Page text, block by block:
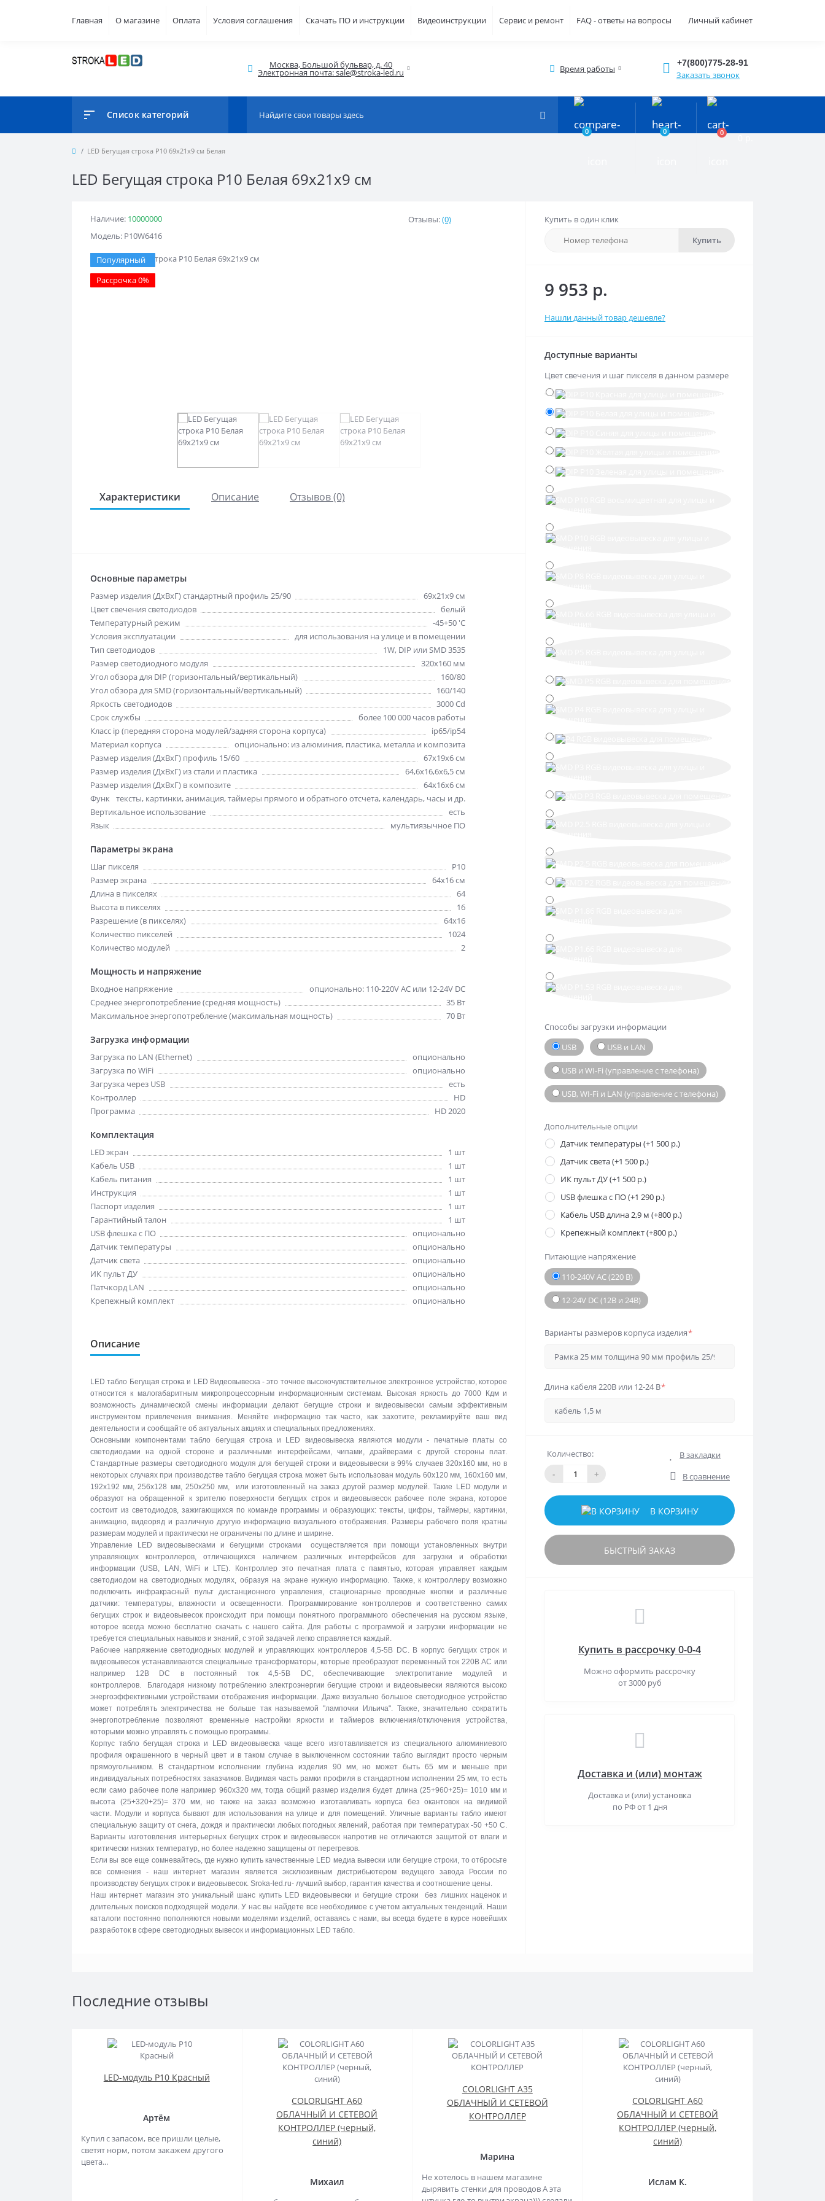
Главная О магазине Оплата Условия соглашения Скачать ПО и инструкции Видеоинструкции Сервис и ремонт FAQ - ответы на вопросы Личный кабинет
Москва, Большой бульвар, д. 40
Электронная почта: sale@stroka-led.ru Время работы
+7(800)775-28-91
Заказать звонок
Список категорий
0 0 0
LED Бегущая строка Р10 69x21x9 см Белая
LED Бегущая строка Р10 Белая 69x21x9 см
Наличие: 10000000
Модель: Р10W6416
Отзывы:(0)
Популярный
Рассрочка 0%
Характеристики Описание Отзывов (0)
Основные параметры
Размер изделия (ДхВхГ) стандартный профиль 25/90
69х21х9 см
Цвет свечения светодиодов
белый
Температурный режим
-45+50 'C
Условия эксплуатации
для использования на улице и в помещении
Тип светодиодов
1W, DIP или SMD 3535
Размер светодиодного модуля
320х160 мм
Угол обзора для DIP (горизонтальный/вертикальный)
160/80
Угол обзора для SMD (горизонтальный/вертикальный)
160/140
Яркость светодиодов
3000 Cd
Срок службы
более 100 000 часов работы
Класс ip (передняя сторона модулей/задняя сторона корпуса)
ip65/ip54
Материал корпуса
опционально: из алюминия, пластика, металла и композита
Размер изделия (ДхВхГ) профиль 15/60
67х19х6 см
Размер изделия (ДхВхГ) из стали и пластика
64,6х16,6х6,5 см
Размер изделия (ДхВхГ) в композите
64х16х6 см
Функции отображения
тексты, картинки, анимация, таймеры прямого и обратного отсчета, календарь, часы и др.
Вертикальное использование
есть
Язык
мультиязычное ПО
Параметры экрана
Шаг пикселя
Р10
Размер экрана
64х16 см
Длина в пикселях
64
Высота в пикселях
16
Разрешение (в пикселях)
64x16
Количество пикселей
1024
Количество модулей
2
Мощность и напряжение
Входное напряжение
опционально: 110-220V AC или 12-24V DC
Среднее энергопотребление (средняя мощность)
35 Вт
Максимальное энергопотребление (максимальная мощность)
70 Вт
Загрузка информации
Загрузка по LAN (Ethernet)
опционально
Загрузка по WiFi
опционально
Загрузка через USB
есть
Контроллер
HD
Программа
HD 2020
Комплектация
LED экран
1 шт
Кабель USB
1 шт
Кабель питания
1 шт
Инструкция
1 шт
Паспорт изделия
1 шт
Гарантийный талон
1 шт
USB флешка с ПО
опционально
Датчик температуры
опционально
Датчик света
опционально
ИК пульт ДУ
опционально
Патчкорд LAN
опционально
Крепежный комплект
опционально
Описание
LED табло Бегущая строка и LED Видеовывеска - это точное высокочувствительное электронное устройство, которое
относится к малогабаритным микропроцессорным информационным системам. Высокая яркость до 7000 Кдм и
возможность динамической смены информации делают бегущие строки и видеовывески самым эффективным
инструментом привлечения внимания. Меняйте информацию так часто, как захотите, рекламируйте ваш вид
деятельности и сообщайте об актуальных акциях и специальных предложениях.
Основными компонентами табло бегущая строка и LED видеовывеска являются модули - печатные платы со
светодиодами на одной стороне и различными интерфейсами, чипами, драйверами с другой стороны плат.
Стандартные размеры светодиодного модуля для бегущей строки и видеовывески в 99% случаев 320х160 мм, но в
некоторых случаях при производстве табло бегущая строка может быть использован модуль 60х120 мм, 160х160 мм,
192х192 мм, 256х128 мм, 250х250 мм, или изготовленный на заказ другой размер модулей. Такие LED модули и
образуют на обращенной к зрителю поверхности бегущих строк и видеовывесок рабочее поле экрана, которое
состоит из светодиодов, зажигающихся по команде программы и образующих: тексты, цифры, таймеры, картинки,
анимацию, видеоряд и различную другую информацию визуального отображения. Размеры рабочего поля кратны
размерам модулей и практически не ограничены по длине и ширине.
Управление LED видеовывесками и бегущими строками осуществляется при помощи установленных внутри
управляющих контроллеров, отличающихся наличием различных интерфейсов для загрузки и обработки
информации (USB, LAN, WiFi и LTE). Контроллер это печатная плата с памятью, которая управляет каждым
светодиодом на светодиодных модулях, образуя на экране нужную информацию. Также, к контроллеру возможно
подключить инфракрасный пульт дистанционного управления, стационарные проводные кнопки и различные
датчики: температуры, влажности и освещенности. Программирование контроллеров и соответственно самих
бегущих строк и видеовывесок происходит при помощи понятного программного обеспечения на русском языке,
которое всегда можно бесплатно скачать с нашего сайта. Для работы с программой и загрузки информации не
требуется специальных навыков и знаний, с этой задачей легко справляется каждый.
Рабочее напряжение светодиодных модулей и управляющих контроллеров 4,5-5В DC. В корпус бегущих строк и
видеовывесок устанавливаются специальные трансформаторы, которые преобразуют переменный ток 220В АС или
например 12В DC в постоянный ток 4,5-5В DC, обеспечивающие электропитание модулей и
контроллеров. Благодаря низкому потреблению электроэнергии бегущие строки и видеовывески являются высоко
энергоэффективными устройствами отображения информации. Даже визуально большое светодиодное устройство
может потреблять электричества не больше так называемой "лампочки Ильича". Также, значительно сократить
энергопотребление позволяют временные настройки яркости и таймеров включения/отключения устройства,
которыми можно управлять с помощью программы.
Корпус табло бегущая строка и LED видеовывеска чаще всего изготавливается из специального алюминиевого
профиля окрашенного в черный цвет и в таком случае в выключенном состоянии табло выглядит просто черным
прямоугольником. В стандартном исполнении глубина изделия 90 мм, но может быть 65 мм и меньше при
индивидуальных потребностях заказчиков. Видимая часть рамки профиля в стандартном исполнении 25 мм, то есть
если само рабочее поле например 960х320 мм, тогда общий размер изделия будет длина (25+960+25)= 1010 мм и
высота (25+320+25)= 370 мм, но также на заказ возможно изготавливать корпуса без окантовок на видимой
части. Модули и корпуса бывают для использования на улице и для помещений. Уличные варианты табло имеют
специальную защиту от снега, дождя и практически любых погодных явлений, работая при температурах -50 +50 C.
Варианты изготовления интерьерных бегущих строк и видеовывесок напротив не отличаются защитой от влаги и
критически низких температур, но более надежно защищены от перегревов.
Если вы все еще сомневайтесь, где нужно купить качественные LED медиа вывески или бегущие строки, то отбросьте
все сомнения - наш интернет магазин является эксклюзивным дистрибьютером ведущего завода России по
производству бегущих строк и видеовывесок. Sroka-led.ru- лучший выбор, гарантия качества и соотношение цены.
Наш интернет магазин это уникальный шанс купить LED видеовывески и бегущие строки без лишних наценок и
длительных поисков подходящей модели. У нас вы найдете все необходимое с учетом актуальных тенденций. Наши
каталоги постоянно пополняются новыми моделями изделий, оставаясь с нами, вы всегда будете в курсе новейших
разработок в сфере светодиодных вывесок и информационных LED табло.
Купить в один клик
Купить
9 953 р.
Нашли данный товар дешевле?
Доступные варианты
Цвет свечения и шаг пикселя в данном размере
Способы загрузки информации
USB
USB и LAN
USB и WI-Fi (управление с телефона)
USB, WI-Fi и LAN (управление с телефона)
Дополнительные опции
Датчик температуры (+1 500 р.)
Датчик света (+1 500 р.)
ИК пульт ДУ (+1 500 р.)
USB флешка с ПО (+1 290 р.)
Кабель USB длина 2,9 м (+800 р.)
Крепежный комплект (+800 р.)
Питающие напряжение
110-240V AC (220 В)
12-24V DC (12В и 24В)
Варианты размеров корпуса изделия*
Длина кабеля 220В или 12-24 В*
Количество:
- +
В закладки
В сравнение
В КОРЗИНУ
БЫСТРЫЙ ЗАКАЗ
Купить в рассрочку 0-0-4
Можно оформить рассрочку
от 3000 руб
Доставка и (или) монтаж
Доставка и (или) установка
по РФ от 1 дня
Последние отзывы
LED-модуль P10 Красный
Артём
Купил с запасом, все пришли целые,
светят норм, потом закажем другого
цвета...
COLORLIGHT A60
ОБЛАЧНЫЙ И СЕТЕВОЙ
КОНТРОЛЛЕР (черный,
синий)
Михаил
COLORLIGHT A35
ОБЛАЧНЫЙ И СЕТЕВОЙ
КОНТРОЛЛЕР
Марина
Не хотелось в нашем магазине
дырявить стенки для проводов А эта
COLORLIGHT A60
ОБЛАЧНЫЙ И СЕТЕВОЙ
КОНТРОЛЛЕР (черный,
синий)
Ислам К.